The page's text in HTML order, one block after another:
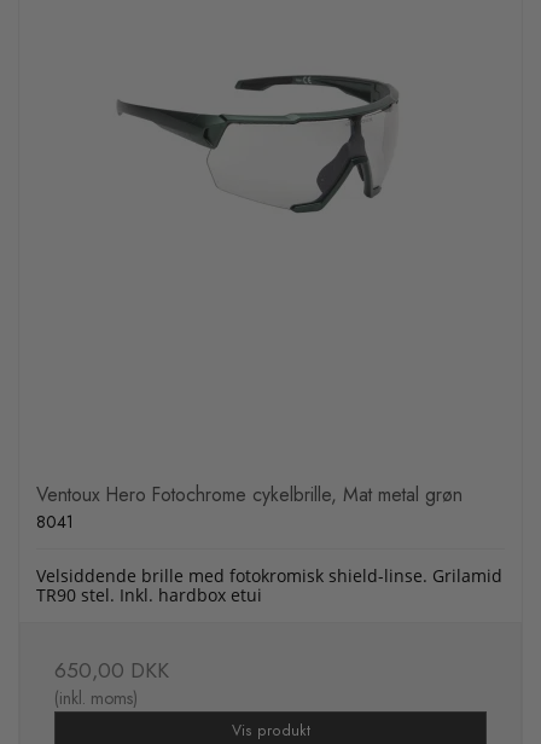
Ventoux Hero Fotochrome cykelbrille, Mat metal grøn
8041
Velsiddende brille med fotokromisk shield-linse. Grilamid
TR90 stel. Inkl. hardbox etui
650,00 DKK
(inkl. moms)
Vis produkt